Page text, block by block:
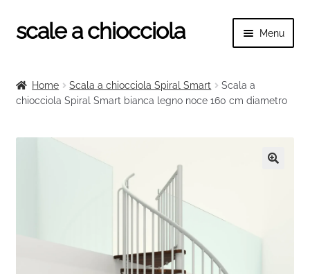
Vai
alla
Vai
al
scale a chiocciola Menu
menu
Tutte le scale
child
Categorie scale
il
Home Scala a chiocciola Spiral Smart
Scala a
chiocciola Spiral Smart bianca legno noce 160 cm diametro